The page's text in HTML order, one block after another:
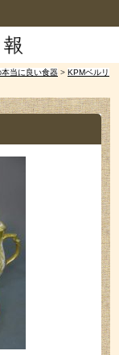
当に良い食器 > KPMベルリ